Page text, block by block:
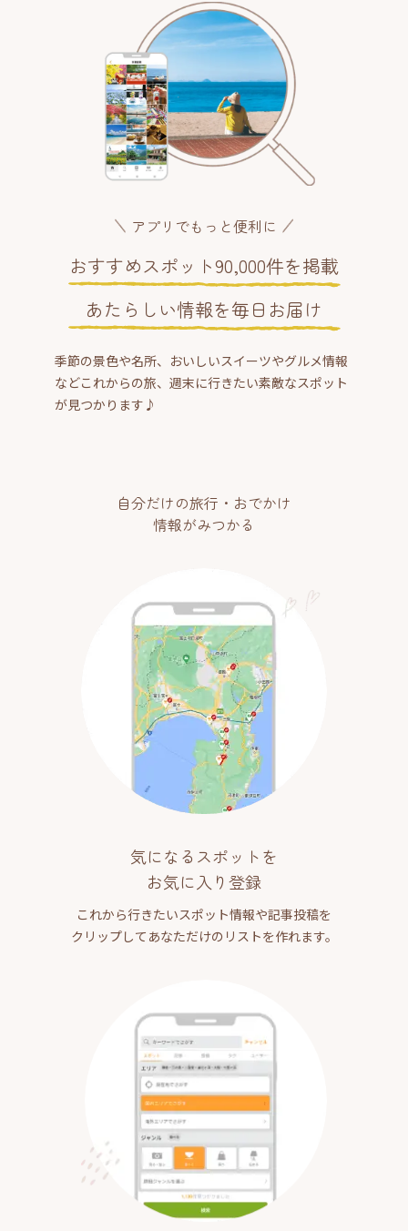
アプリでもっと便利に
おすすめスポット90,000件を掲載
あたらしい情報を毎日お届け
季節の景色や名所、おいしいスイーツやグルメ情報
などこれからの旅、週末に行きたい素敵なスポット
が見つかります♪
自分だけの旅行・おでかけ
情報がみつかる
気になるスポットを
お気に入り登録
これから行きたいスポット情報や記事投稿を
クリップしてあなただけのリストを作れます。